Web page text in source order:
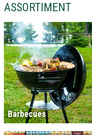
ASSORTIMENT
Barbecues